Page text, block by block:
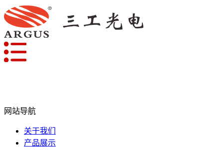
网站导航
关于我们
产品展示